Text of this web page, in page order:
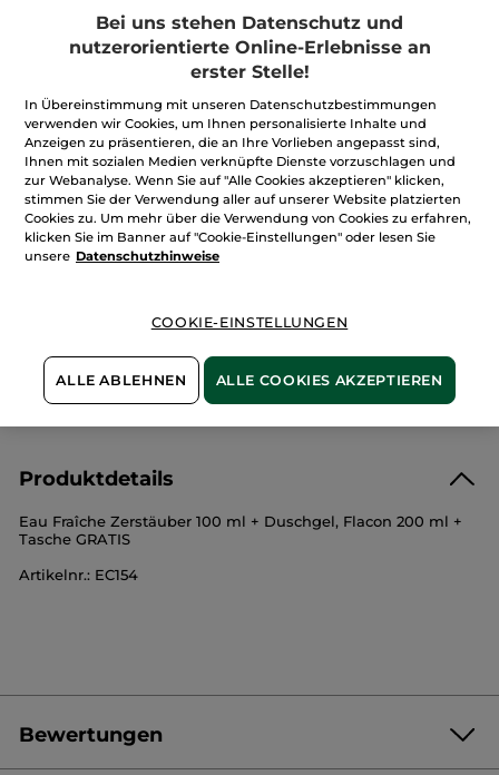
Duft-Set Rosenblüten
Kein
Beurteilungswert
für
Duft-
Set
RosenblütenBenachrichtigt mich
Sichere Zahlung
ES GELTEN UNSERE AGBS. UNSERE ANGEBOTS-
PREISE WERDEN IM VERGLEICH ZU UNSEREN
KATALOG-PREISEN BERECHNET.
Produktdetails
Eau Fraîche Zerstäuber 100 ml + Duschgel, Flacon 200 ml +
Tasche GRATIS
Artikelnr.: EC154
Bewertungen
Bei uns stehen Datenschutz und
nutzerorientierte Online-Erlebnisse an
erster Stelle!
In Übereinstimmung mit unseren Datenschutzbestimmungen
verwenden wir Cookies, um Ihnen personalisierte Inhalte und
Anzeigen zu präsentieren, die an Ihre Vorlieben angepasst sind,
Ihnen mit sozialen Medien verknüpfte Dienste vorzuschlagen und
zur Webanalyse. Wenn Sie auf "Alle Cookies akzeptieren" klicken,
stimmen Sie der Verwendung aller auf unserer Website platzierten
Cookies zu. Um mehr über die Verwendung von Cookies zu erfahren,
klicken Sie im Banner auf "Cookie-Einstellungen" oder lesen Sie
unsere Datenschutzhinweise
COOKIE-EINSTELLUNGEN
ALLE ABLEHNEN ALLE COOKIES AKZEPTIEREN